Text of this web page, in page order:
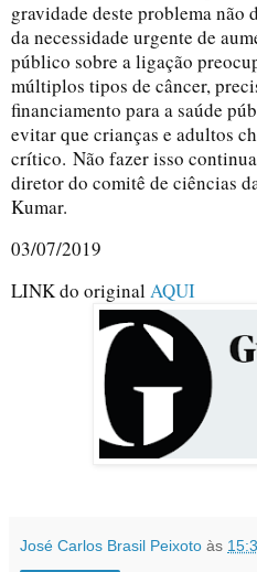
gravidade deste problema não
da necessidade urgente de
público sobre a ligação
múltiplos tipos de câncer,
financiamento para a saúde
evitar que crianças e adultos
crítico. Não fazer isso
diretor do comitê de ciências
Kumar.
03/07/2019
LINK do original AQUI
José Carlos Brasil Peixoto às